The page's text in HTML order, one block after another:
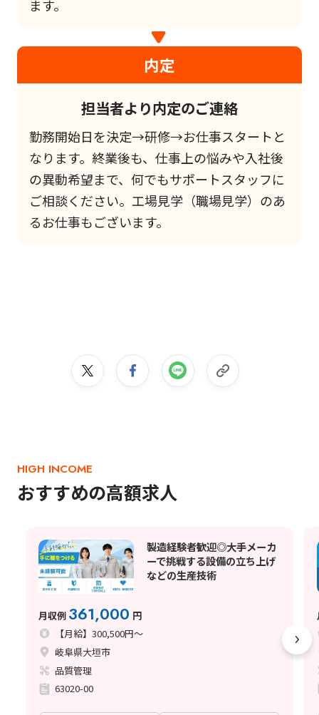
ます。
内定
担当者より内定のご連絡
勤務開始日を決定→研修→お仕事スタートと
なります。終業後も、仕事上の悩みや入社後
の異動希望まで、何でもサポートスタッフに
ご相談ください。工場見学（職場見学）のあ
るお仕事もございます。
HIGH INCOME
おすすめの高額求人
製造経験者歓迎◎大手メーカ
ーで挑戦する設備の立ち上げ
などの生産技術
月収例 361,000 円
【月給】300,500円～
岐阜県大垣市
品質管理
63020-00